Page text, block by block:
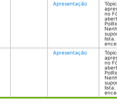
Apresentação
no
lista.
Apresentação
no
lista.